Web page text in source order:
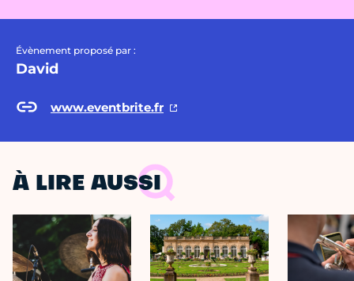
Évènement proposé par :
David
www.eventbrite.fr
À LIRE AUSSI